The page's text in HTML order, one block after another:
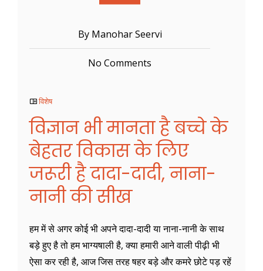
By Manohar Seervi
No Comments
विशेष
विज्ञान भी मानता है बच्चे के
बेहतर विकास के लिए
जरूरी है दादा-दादी, नाना-
नानी की सीख
हम में से अगर कोई भी अपने दादा-दादी या नाना-नानी के साथ
बड़े हुए है तो हम भाग्यषाली है, क्या हमारी आने वाली पीढ़ी भी
ऐसा कर रही है, आज जिस तरह षहर बड़े और कमरे छोटे पड़ रहें